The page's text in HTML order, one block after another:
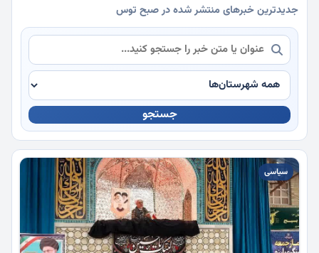
فرهنگی
ورزشی
چندرسانه
جدیدترین خبرهای منتشر شده در صبح توس
جستجو
سیاسی